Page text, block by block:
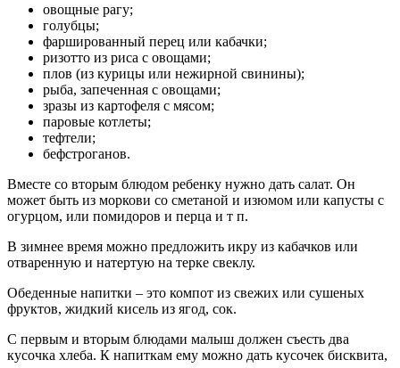
овощные рагу;
голубцы;
фаршированный перец или кабачки;
ризотто из риса с овощами;
плов (из курицы или нежирной свинины);
рыба, запеченная с овощами;
зразы из картофеля с мясом;
паровые котлеты;
тефтели;
бефстроганов.
Вместе со вторым блюдом ребенку нужно дать салат. Он
может быть из моркови со сметаной и изюмом или капусты с
огурцом, или помидоров и перца и т п.
В зимнее время можно предложить икру из кабачков или
отваренную и натертую на терке свеклу.
Обеденные напитки – это компот из свежих или сушеных
фруктов, жидкий кисель из ягод, сок.
С первым и вторым блюдами малыш должен съесть два
кусочка хлеба. К напиткам ему можно дать кусочек бисквита,